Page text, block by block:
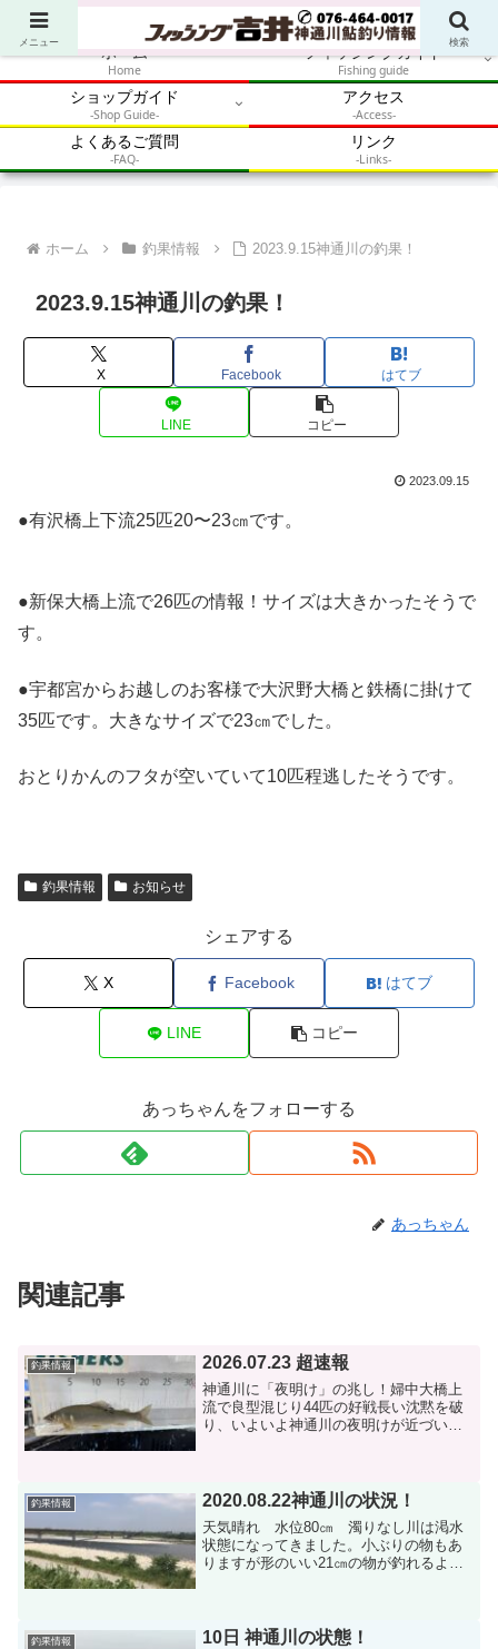
アウトドア・釣り・鮎・自然体験を加速させるメディア
ホーム
Home
フィッシングガイド
Fishing guide
ショップガイド
-Shop Guide-
アクセス
-Access-
よくあるご質問
-FAQ-
リンク
-Links-
ホーム 釣果情報 2023.9.15神通川の釣果！
2023.9.15神通川の釣果！
X Facebook はてブ
LINE コピー
2023.09.15
●有沢橋上下流25匹20〜23㎝です。
●新保大橋上流で26匹の情報！サイズは大きかったそうで
す。
●宇都宮からお越しのお客様で大沢野大橋と鉄橋に掛けて
35匹です。大きなサイズで23㎝でした。
おとりかんのフタが空いていて10匹程逃したそうです。
釣果情報 お知らせ
シェアする
X Facebook はてブ
LINE コピー
あっちゃんをフォローする
あっちゃん
関連記事
釣果情報 2026.07.23 超速報
神通川に「夜明け」の兆し！婦中大橋上
流で良型混じり44匹の好戦長い沈黙を破
り、いよいよ神通川の夜明けが近づいて
中大橋上流（午前中）...
釣果情報 2020.08.22神通川の状況！
天気晴れ 水位80㎝ 濁りなし川は渇水
状態になってきました。小ぶりの物もあ
りますが形のいい21㎝の物が釣れるよう
釣果情報 10日 神通川の状態！
メニュー 検索